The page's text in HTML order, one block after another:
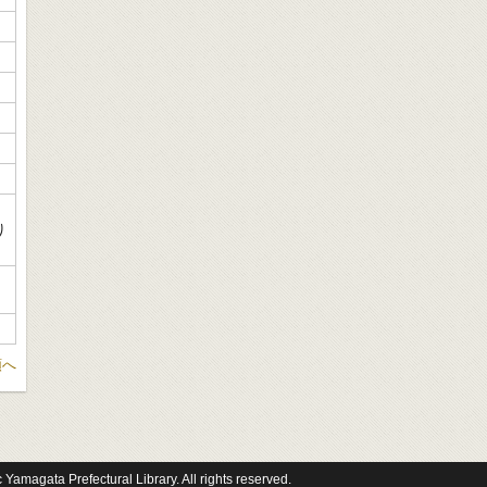
Yamagata Prefectural Library. All rights reserved.